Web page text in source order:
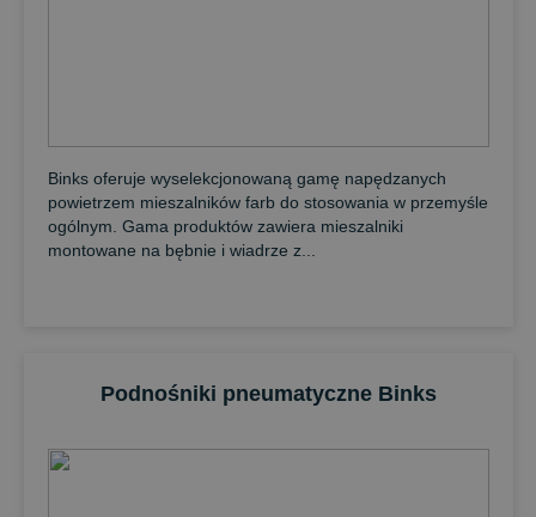
Binks oferuje wyselekcjonowaną gamę napędzanych
powietrzem mieszalników farb do stosowania w przemyśle
ogólnym. Gama produktów zawiera mieszalniki
montowane na bębnie i wiadrze z...
Podnośniki pneumatyczne Binks